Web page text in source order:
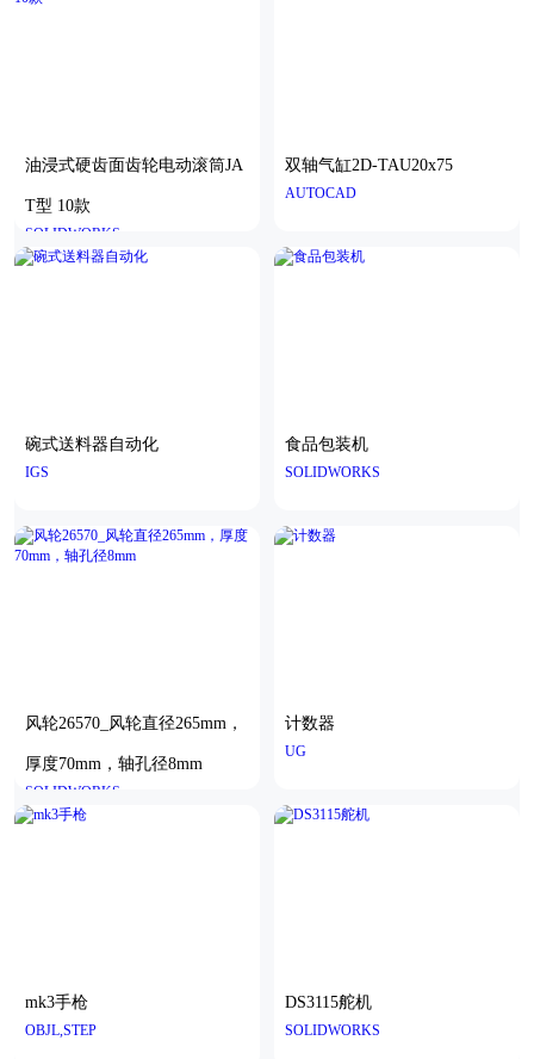
油浸式硬齿面齿轮电动滚筒JA
T型 10款
SOLIDWORKS
双轴气缸2D-TAU20x75
AUTOCAD
碗式送料器自动化
IGS
食品包装机
SOLIDWORKS
风轮26570_风轮直径265mm，
厚度70mm，轴孔径8mm
SOLIDWORKS
计数器
UG
mk3手枪
OBJL,STEP
DS3115舵机
SOLIDWORKS